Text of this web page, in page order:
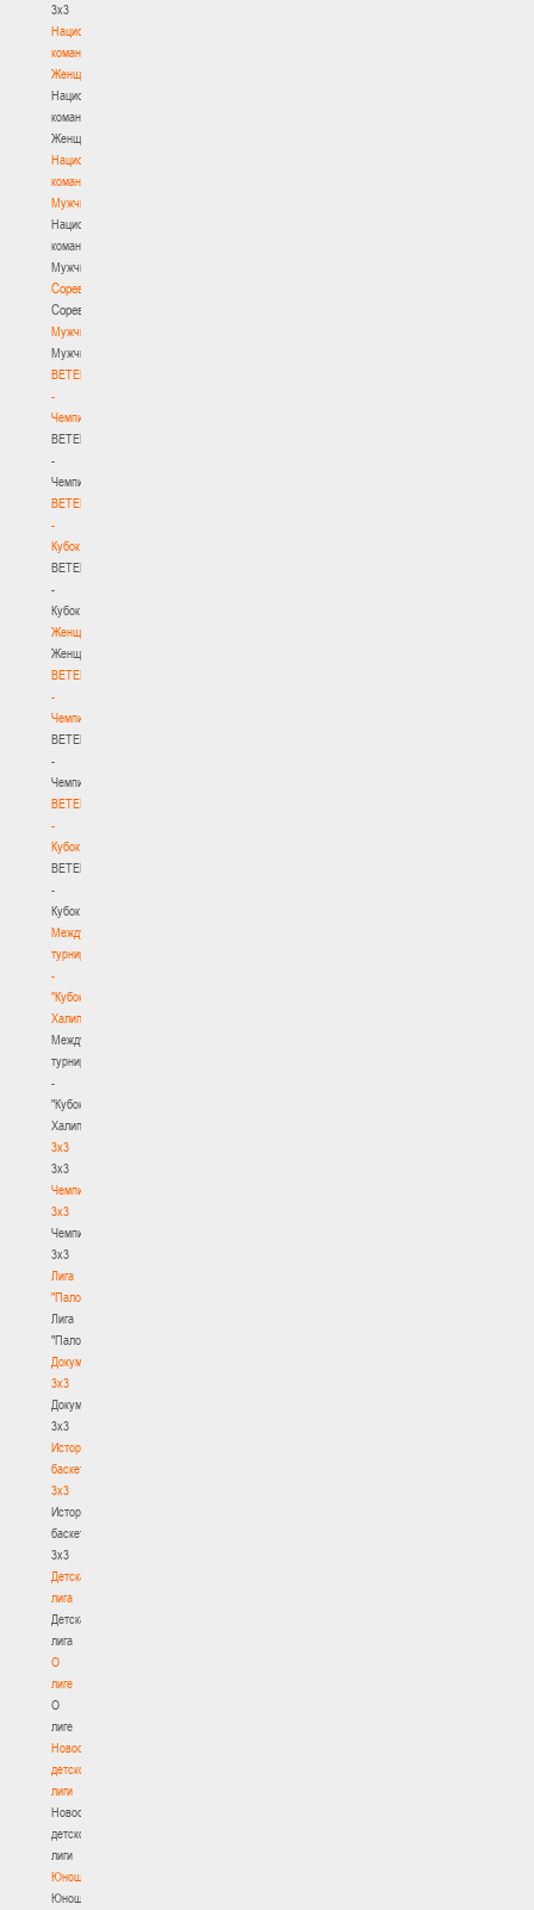
3х3
Национальная
команда.
Женщины
Национальная
команда.
Женщины
Национальная
команда.
Мужчины
Национальная
команда.
Мужчины
Соревнования
Соревнования
Мужчины
Мужчины
BETERA
-
Чемпионат
BETERA
-
Чемпионат
BETERA
-
Кубок
BETERA
-
Кубок
Женщины
Женщины
BETERA
-
Чемпионат
BETERA
-
Чемпионат
BETERA
-
Кубок
BETERA
-
Кубок
Международный
турнир
-
"Кубок
Халипского"
Международный
турнир
-
"Кубок
Халипского"
3x3
3x3
Чемпионат
3х3
Чемпионат
3х3
Лига
"Палова"
Лига
"Палова"
Документы
3х3
Документы
3х3
История
баскетбола
3х3
История
баскетбола
3х3
Детская
лига
Детская
лига
О
лиге
О
лиге
Новости
детской
лиги
Новости
детской
лиги
Юноши
Юноши